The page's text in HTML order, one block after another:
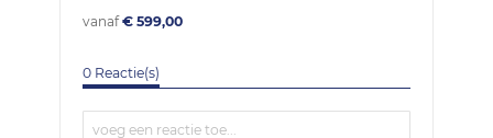
vanaf € 599,00
0 Reactie(s)